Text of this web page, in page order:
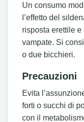
Un consumo
l’effetto del
risposta erettile
vampate. Si
o due bicchieri.
Precauzioni
Evita
forti o succhi di
con il